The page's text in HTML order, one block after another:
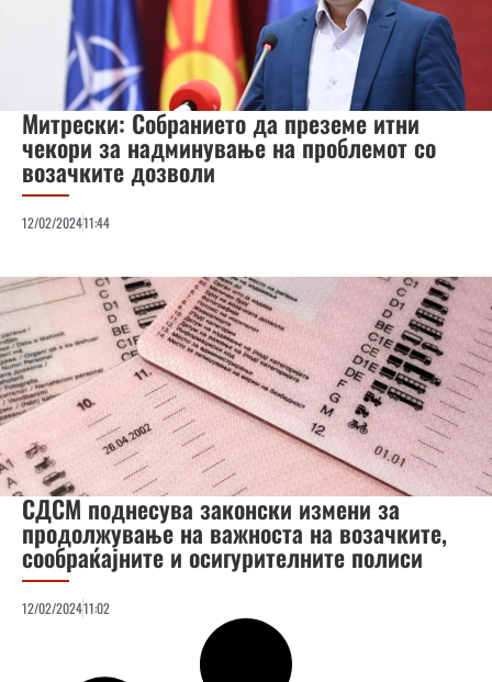
Митрески: Собранието да преземе итни
чекори за надминување на проблемот со
возачките дозволи
12/02/202411:44
СДСМ поднесува законски измени за
продолжување на важноста на возачките,
сообраќајните и осигурителните полиси
12/02/202411:02